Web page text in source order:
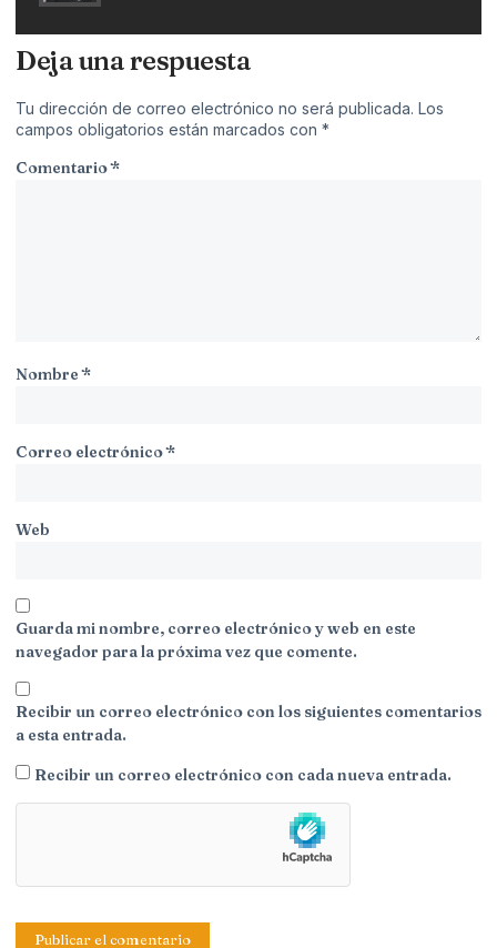
Deja una respuesta
Tu dirección de correo electrónico no será publicada. Los
campos obligatorios están marcados con *
Comentario*
Nombre*
Correo electrónico*
Web
Guarda mi nombre, correo electrónico y web en este
navegador para la próxima vez que comente.
Recibir un correo electrónico con los siguientes comentarios
a esta entrada.
Recibir un correo electrónico con cada nueva entrada.